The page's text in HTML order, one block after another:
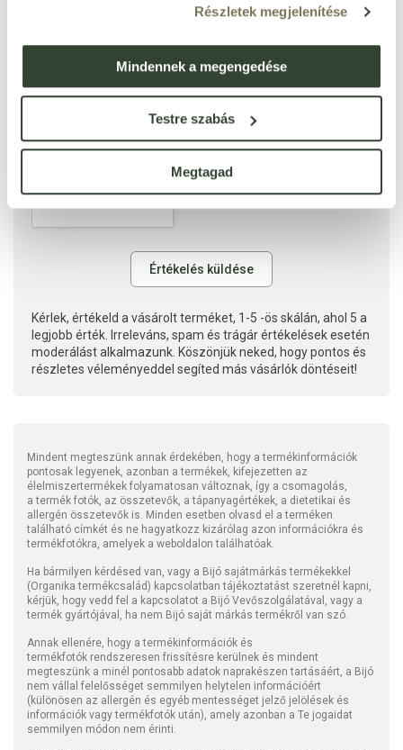
Részletek megjelenítése
Mindennek a megengedése
Testre szabás
Megtagad
Kérlek, értékeld a vásárolt terméket, 1-5 -ös skálán, ahol 5 a
legjobb érték. Irreleváns, spam és trágár értékelések esetén
moderálást alkalmazunk. Köszönjük neked, hogy pontos és
részletes véleményeddel segíted más vásárlók döntéseit!
Mindent megteszünk annak érdekében, hogy a termékinformációk
pontosak legyenek, azonban a termékek, kifejezetten az
élelmiszertermékek folyamatosan változnak, így a csomagolás,
a termék fotók, az összetevők, a tápanyagértékek, a dietetikai és
allergén összetevők is. Minden esetben olvasd el a terméken
található címkét és ne hagyatkozz kizárólag azon információkra és
termékfotókra, amelyek a weboldalon találhatóak.
Ha bármilyen kérdésed van, vagy a Bijó sajátmárkás termékekkel
(Organika termékcsalád) kapcsolatban tájékoztatást szeretnél kapni,
kérjük, hogy vedd fel a kapcsolatot a Bijó Vevőszolgálatával, vagy a
termék gyártójával, ha nem Bijó saját márkás termékről van szó.
Annak ellenére, hogy a termékinformációk és
termékfotók rendszeresen frissítésre kerülnek és mindent
megteszünk a minél pontosabb adatok naprakészen tartásáért, a Bijó
nem vállal felelősséget semmilyen helytelen információért
(különösen az allergén és egyéb mentességet jelző jelölések és
információk vagy termékfotók után), amely azonban a Te jogaidat
semmilyen módon nem érinti.